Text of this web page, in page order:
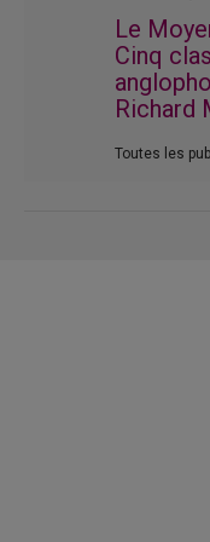
Le
Cinq
Richard
Toutes les